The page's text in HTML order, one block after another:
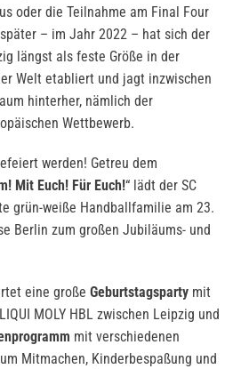
oder die Teilnahme am Final Four
später – im Jahr 2022 – hat sich der
längst als feste Größe in der
Welt etabliert und jagt inzwischen
hinterher, nämlich der
Wettbewerb.
werden! Getreu dem
Mit Euch! Für Euch!“ lädt der SC
grün-weiße Handballfamilie am 23.
Berlin zum großen Jubiläums- und
eine große Geburtstagsparty mit
MOLY HBL zwischen Leipzig und
mit verschiedenen
Mitmachen, Kinderbespaßung und